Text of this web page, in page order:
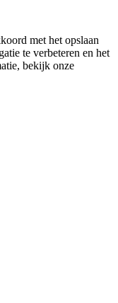
met het opslaan
te verbeteren en het
bekijk onze